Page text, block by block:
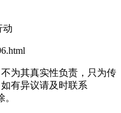
动
为其真实性负责，只为传
有异议请及时联系